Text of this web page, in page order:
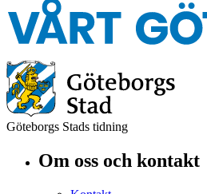
Göteborgs Stads tidning
Om oss och kontakt